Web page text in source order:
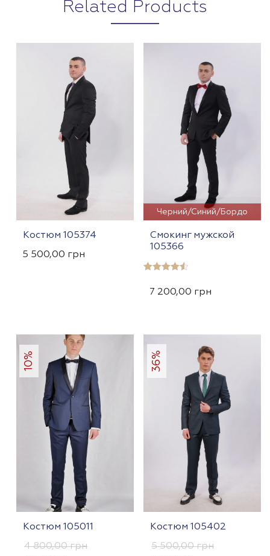
Related Products
Костюм 105374
5 500,00 грн
Черний/Синий/Бордо
Смокинг мужской
105366
4.50
из 5
7 200,00 грн
10%
Костюм 105011
4 800,00грн
36%
Костюм 105402
5 500,00грн